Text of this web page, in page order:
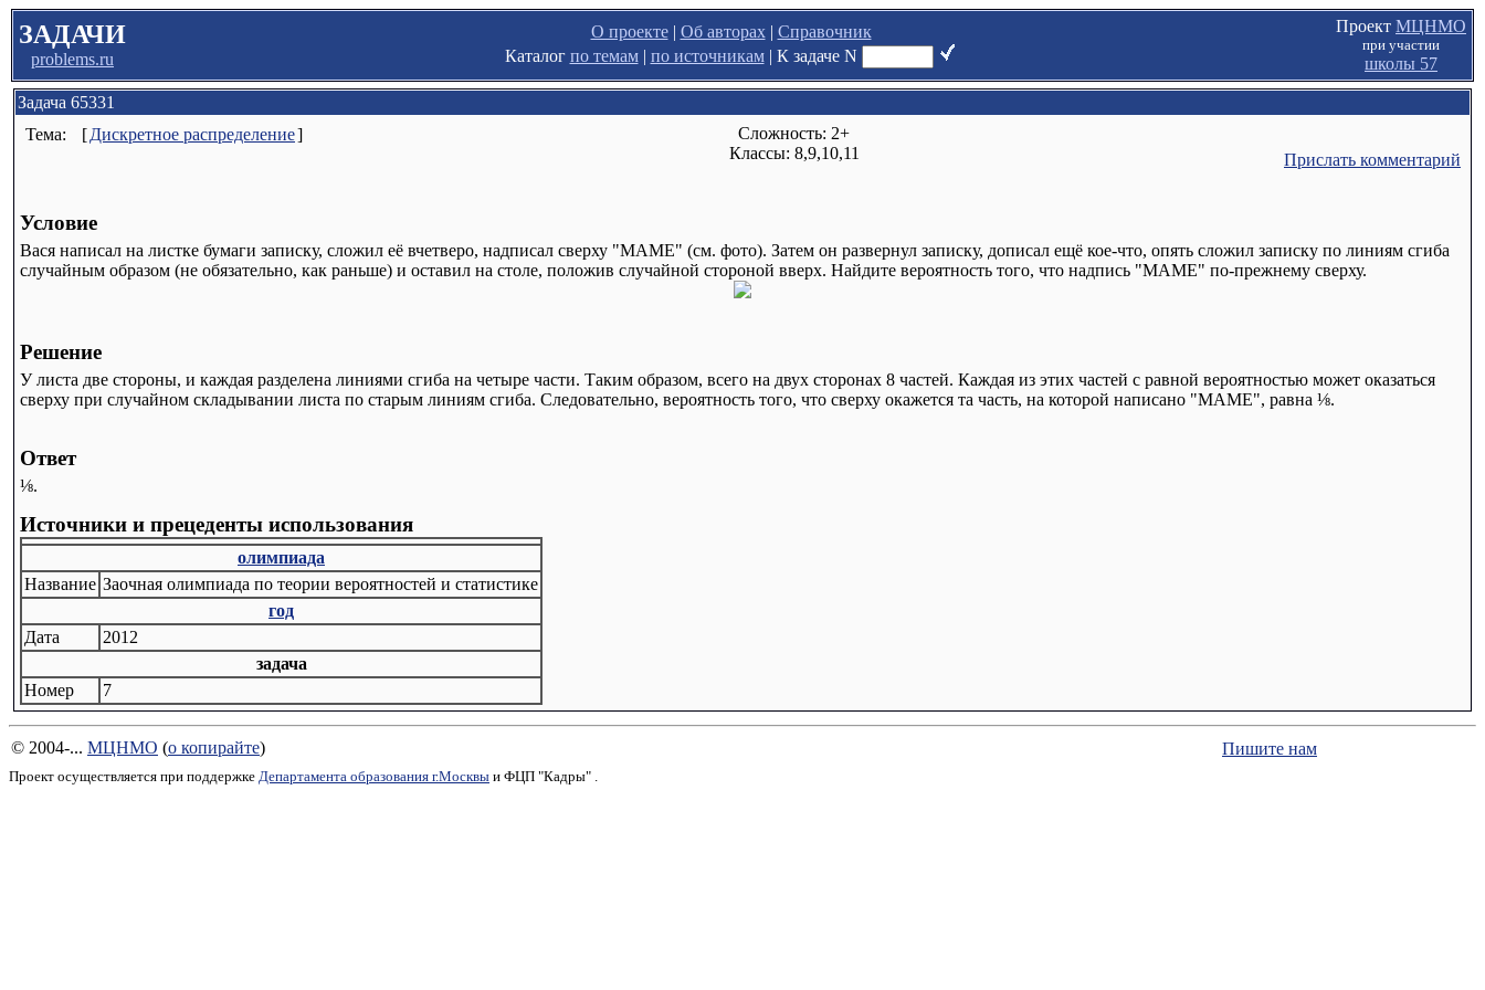
ЗАДАЧИ
problems.ru
О проекте| Об авторах| Справочник
Каталог по темам| по источникам| К задаче N
Проект МЦНМО
при участии
школы 57
Задача 65331
Тема:
[Дискретное распределение]
Сложность: 2+
Классы: 8,9,10,11
Прислать комментарий
Условие
Вася написал на листке бумаги записку, сложил её вчетверо, надписал сверху "МАМЕ" (см. фото). Затем он развернул записку, дописал ещё кое-что, опять сложил записку по линиям сгиба
случайным образом (не обязательно, как раньше) и оставил на столе, положив случайной стороной вверх. Найдите вероятность того, что надпись "МАМЕ" по-прежнему сверху.
Решение
У листа две стороны, и каждая разделена линиями сгиба на четыре части. Таким образом, всего на двух сторонах 8 частей. Каждая из этих частей с равной вероятностью может оказаться
сверху при случайном складывании листа по старым линиям сгиба. Следовательно, вероятность того, что сверху окажется та часть, на которой написано "МАМЕ", равна ⅛.
Ответ
⅛.
Источники и прецеденты использования
олимпиада
Название Заочная олимпиада по теории вероятностей и статистике
год
Дата
2012
задача
Номер
7
© 2004-... МЦНМО (о копирайте) Пишите нам
Проект осуществляется при поддержке Департамента образования г.Москвы и ФЦП "Кадры" .